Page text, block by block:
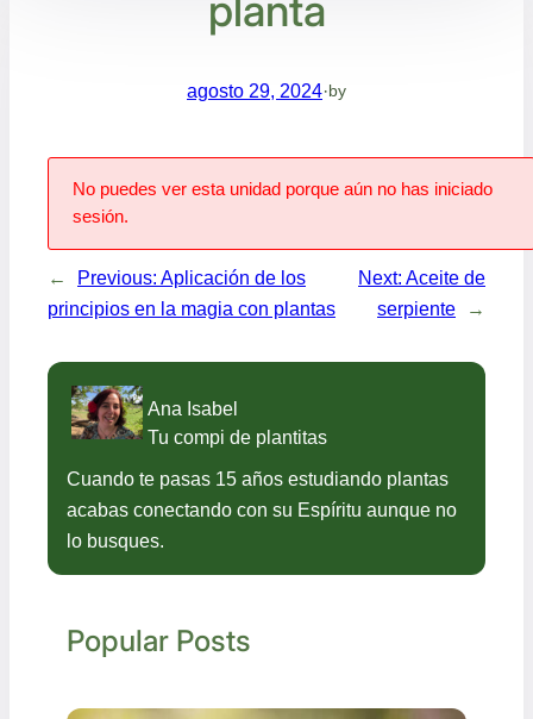
planta
agosto 29, 2024·by
No puedes ver esta unidad porque aún no has iniciado
sesión.
← Previous: Aplicación de los
principios en la magia con plantas
Next: Aceite de
serpiente
→
Ana Isabel
Tu compi de plantitas
Cuando te pasas 15 años estudiando plantas
acabas conectando con su Espíritu aunque no
lo busques.
Popular Posts